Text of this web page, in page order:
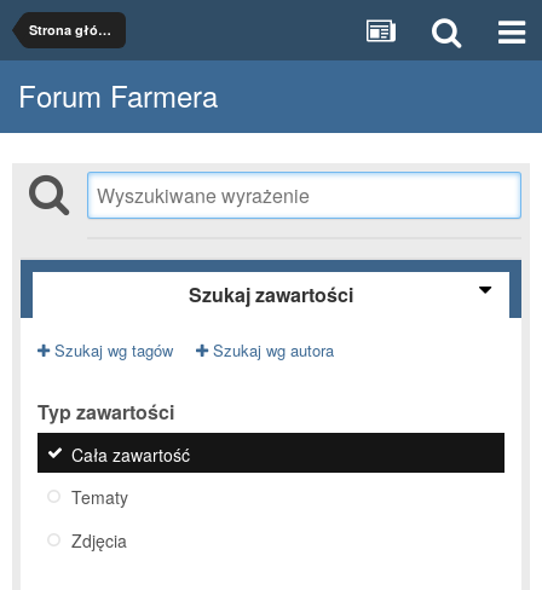
Strona główna
Forum Farmera
Szukaj zawartości
Szukaj wg tagów Szukaj wg autora
Typ zawartości
Cała zawartość
Tematy
Zdjęcia